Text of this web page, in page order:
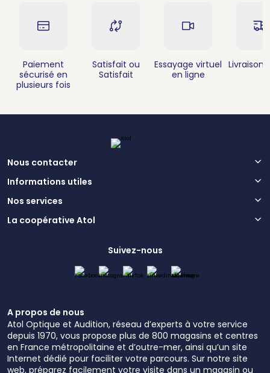
Paiement
sécurisé en
plusieurs fois
Satisfait ou
Satisfait
Essayage virtuel
en ligne
Livraison
Nous contacter
Informations utiles
Nos services
La coopérative Atol
Suivez-nous
A propos de nous
Atol Optique et Audition, réseau d’experts à votre service
depuis 1970, vous propose plus de 800 magasins et centres
en France métropolitaine et d’outre-mer, ainsi qu’un site
Internet dédié pour faciliter votre parcours. Sur notre site
web, préparez facilement votre visite dans un magasin ou